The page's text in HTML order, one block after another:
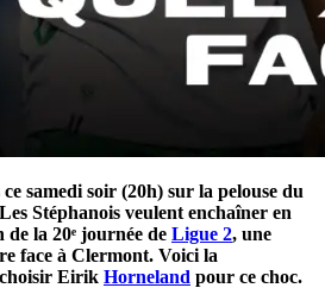
samedi soir (20h) sur la pelouse du
Stéphanois veulent enchaîner en
de la 20ᵉ journée de Ligue 2, une
face à Clermont. Voici la
Eirik Horneland pour ce choc.